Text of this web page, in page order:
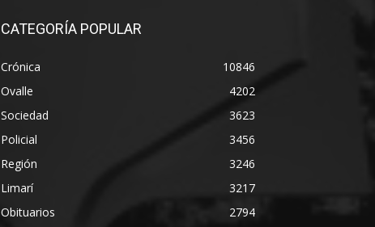
CATEGORÍA POPULAR
Crónica
10846
Ovalle
4202
Sociedad
3623
Policial
3456
Región
3246
Limarí
3217
Obituarios
2794